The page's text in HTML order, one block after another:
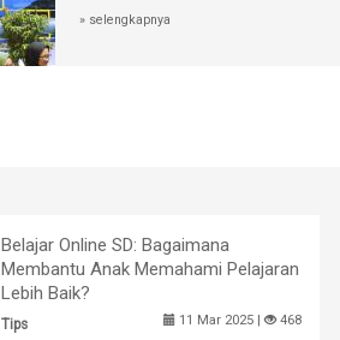
» selengkapnya
Belajar Online SD: Bagaimana
Membantu Anak Memahami Pelajaran
Lebih Baik?
Tips 11 Mar 2025 | 468